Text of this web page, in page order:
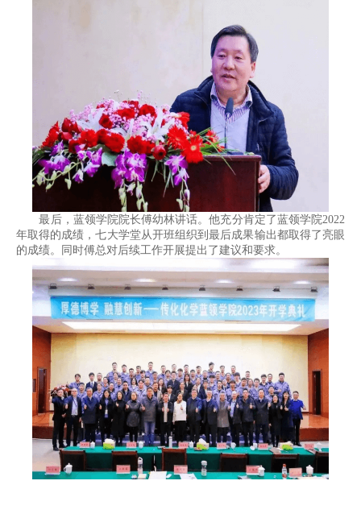
最后，蓝领学院院长傅幼林讲话。他充分肯定了蓝领学院2022
年取得的成绩，七大学堂从开班组织到最后成果输出都取得了亮眼
的成绩。同时傅总对后续工作开展提出了建议和要求。